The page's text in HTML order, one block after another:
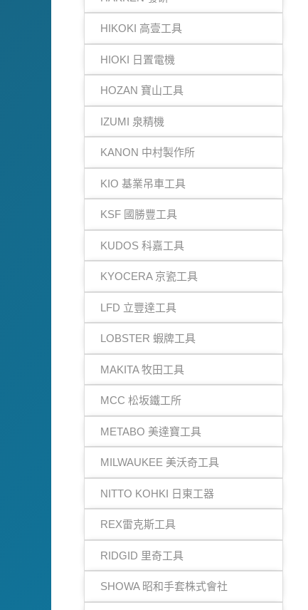
HIKOKI 高壹工具
HIOKI 日置電機
HOZAN 寶山工具
IZUMI 泉精機
KANON 中村製作所
KIO 基業吊車工具
KSF 國勝豐工具
KUDOS 科嘉工具
KYOCERA 京瓷工具
LFD 立豐達工具
LOBSTER 蝦牌工具
MAKITA 牧田工具
MCC 松坂鐵工所
METABO 美達寶工具
MILWAUKEE 美沃奇工具
NITTO KOHKI 日東工器
REX雷克斯工具
RIDGID 里奇工具
SHOWA 昭和手套株式會社